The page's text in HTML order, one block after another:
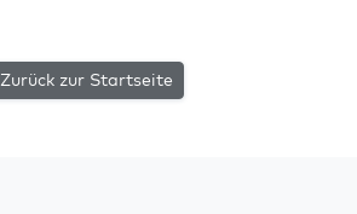
Zurück zur Startseite